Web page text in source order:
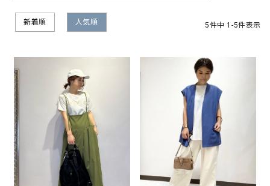
新着順 人気順 5件中 1 -5件表示